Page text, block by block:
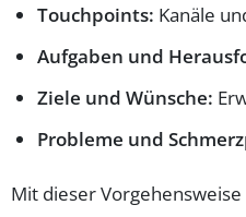
Touchpoints: Kanäle
Aufgaben und
Ziele und Wünsche:
Probleme und
Mit dieser